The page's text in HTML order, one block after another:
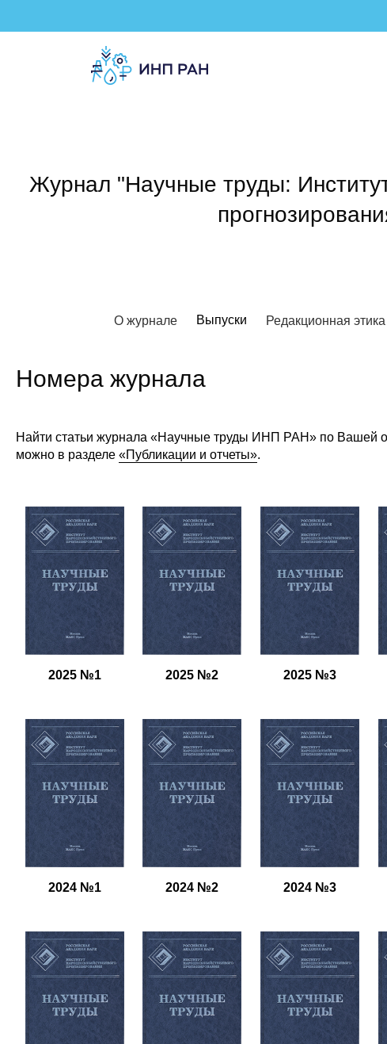
Журнал "Научные труды:
О журнале Выпуски Редакционная этика
Номера журнала
Найти статьи журнала «Научные труды ИНП РАН» по Вашей
можно в разделе «Публикации и отчеты».
2025 №1 2025 №2 2025 №3
2024 №1 2024 №2 2024 №3